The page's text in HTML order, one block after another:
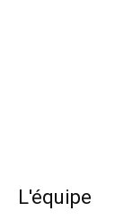
L'équipe